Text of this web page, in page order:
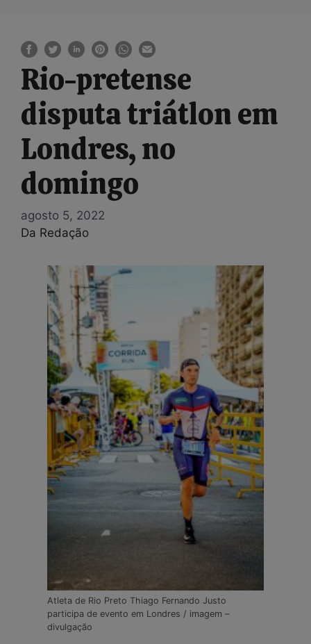
Rio-pretense
disputa triátlon em
Londres, no
domingo
agosto 5, 2022
Da Redação
Atleta de Rio Preto Thiago Fernando Justo
participa de evento em Londres / imagem –
divulgação